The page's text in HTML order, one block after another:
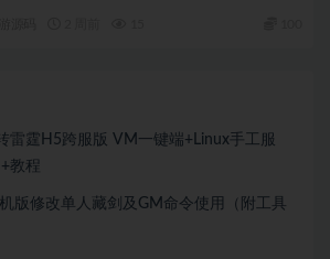
雷霆H5跨服版 VM一键端+Linux手工服
教程
版修改单人藏剑及GM命令使用（附工具